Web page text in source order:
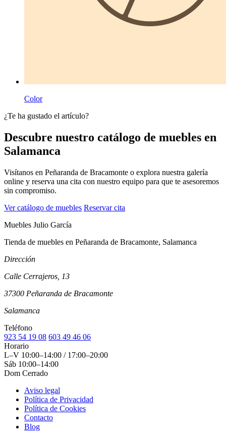
Color
¿Te ha gustado el artículo?
Descubre nuestro catálogo de muebles en
Salamanca
Visítanos en Peñaranda de Bracamonte o explora nuestra galería
online y reserva una cita con nuestro equipo para que te asesoremos
sin compromiso.
Ver catálogo de muebles Reservar cita
Muebles Julio García
Tienda de muebles en Peñaranda de Bracamonte, Salamanca
Dirección
Calle Cerrajeros, 13
37300 Peñaranda de Bracamonte
Salamanca
Teléfono
923 54 19 08 603 49 46 06
Horario
L–V 10:00–14:00 / 17:00–20:00
Sáb 10:00–14:00
Dom Cerrado
Aviso legal
Política de Privacidad
Política de Cookies
Contacto
Blog